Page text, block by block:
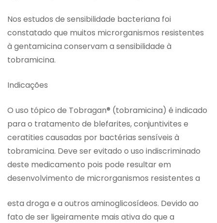
Nos estudos de sensibilidade bacteriana foi
constatado que muitos microrganismos resistentes
à gentamicina conservam a sensibilidade à
tobramicina.
Indicações
O uso tópico de Tobragan® (tobramicina) é indicado
para o tratamento de blefarites, conjuntivites e
ceratities causadas por bactérias sensíveis à
tobramicina. Deve ser evitado o uso indiscriminado
deste medicamento pois pode resultar em
desenvolvimento de microrganismos resistentes a
esta droga e a outros aminoglicosídeos. Devido ao
fato de ser ligeiramente mais ativa do que a